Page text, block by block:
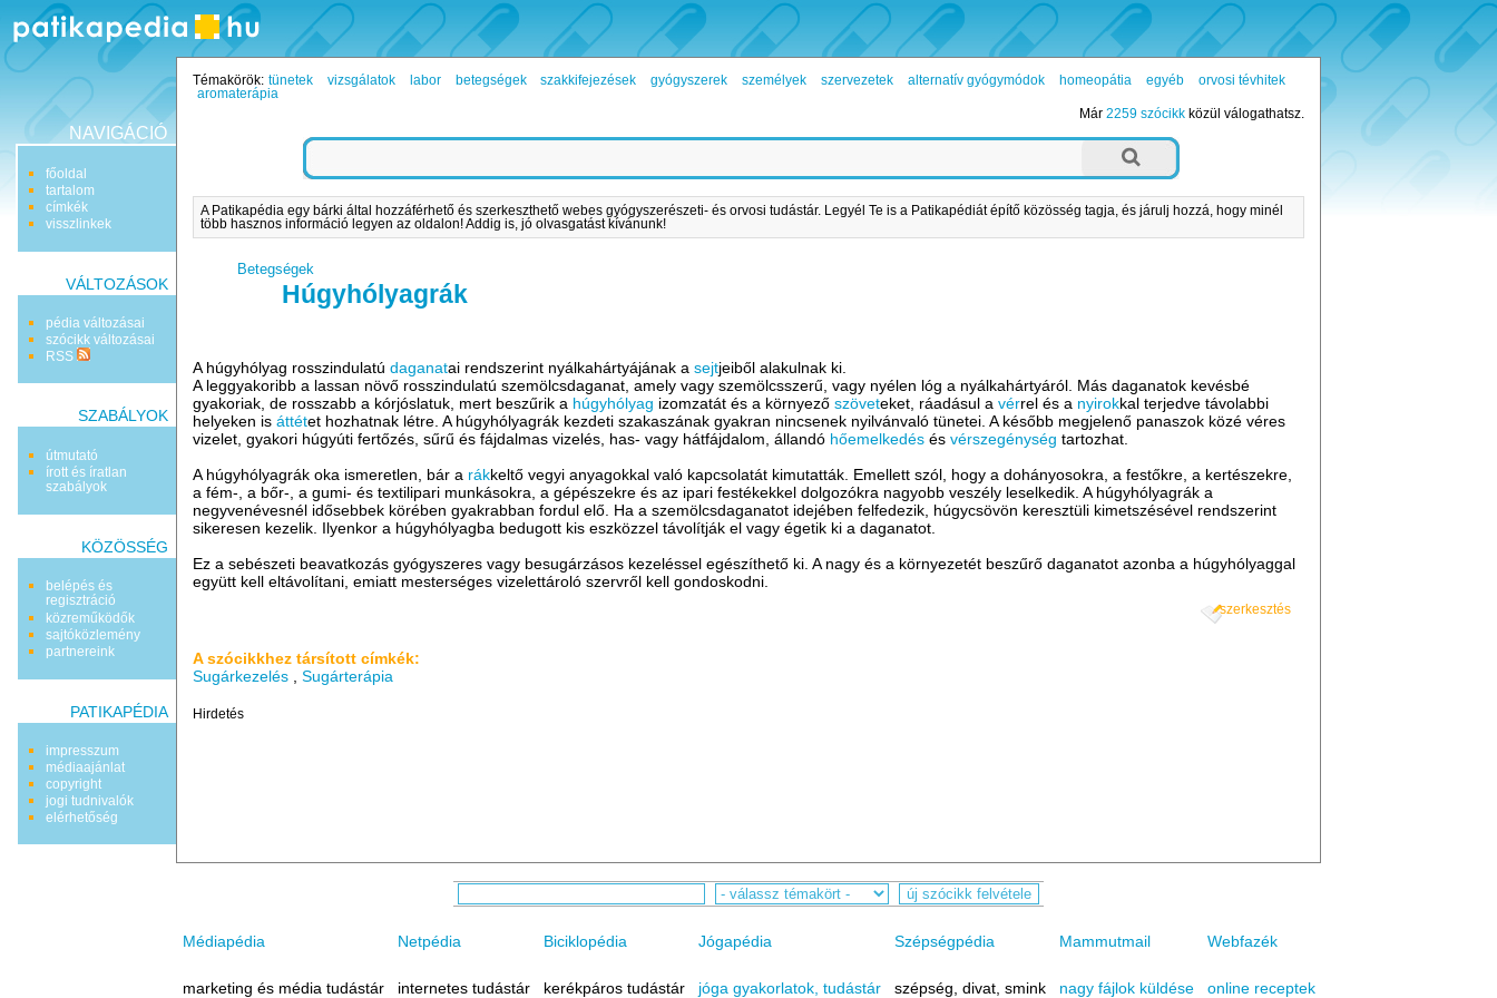
NAVIGÁCIÓ
főoldal
tartalom
címkék
visszlinkek
VÁLTOZÁSOK
pédia változásai
szócikk változásai
RSS
SZABÁLYOK
útmutató
írott és íratlan
szabályok
KÖZÖSSÉG
belépés és
regisztráció
közreműködők
sajtóközlemény
partnereink
PATIKAPÉDIA
impresszum
médiaajánlat
copyright
jogi tudnivalók
elérhetőség
Témakörök: tünetek vizsgálatok labor betegségek szakkifejezések gyógyszerek személyek szervezetek alternatív gyógymódok homeopátia egyéb
orvosi tévhitek
aromaterápia
Már 2259 szócikkközül válogathatsz.
A Patikapédia egy bárki által hozzáférhető és szerkeszthető webes gyógyszerészeti- és orvosi tudástár. Legyél Te is a Patikapédiát építő közösség tagja, és járulj hozzá, hogy minél
több hasznos információ legyen az oldalon! Addig is, jó olvasgatást kívánunk!
Betegségek
Húgyhólyagrák
A húgyhólyag rosszindulatúdaganatai rendszerint nyálkahártyájának asejtjeiből alakulnak ki.
A leggyakoribb a lassan növő rosszindulatú szemölcsdaganat, amely vagy szemölcsszerű, vagy nyélen lóg a nyálkahártyáról. Más daganatok kevésbé
gyakoriak, de rosszabb a kórjóslatuk, mert beszűrik a húgyhólyag izomzatát és a környezőszöveteket, ráadásul avérrel és a nyirokkal terjedve távolabbi
helyeken isáttétet hozhatnak létre. A húgyhólyagrák kezdeti szakaszának gyakran nincsenek nyilvánvaló tünetei. A később megjelenő panaszok közé véres
vizelet, gyakori húgyúti fertőzés, sűrű és fájdalmas vizelés, has- vagy hátfájdalom, állandó hőemelkedés ésvérszegénység tartozhat.
A húgyhólyagrák oka ismeretlen, bár a rákkeltő vegyi anyagokkal való kapcsolatát kimutatták. Emellett szól, hogy a dohányosokra, a festőkre, a kertészekre,
a fém-, a bőr-, a gumi- és textilipari munkásokra, a gépészekre és az ipari festékekkel dolgozókra nagyobb veszély leselkedik. A húgyhólyagrák a
negyvenévesnél idősebbek körében gyakrabban fordul elő. Ha a szemölcsdaganatot idejében felfedezik, húgycsövön keresztüli kimetszésével rendszerint
sikeresen kezelik. Ilyenkor a húgyhólyagba bedugott kis eszközzel távolítják el vagy égetik ki a daganatot.
Ez a sebészeti beavatkozás gyógyszeres vagy besugárzásos kezeléssel egészíthető ki. A nagy és a környezetét beszűrő daganatot azonba a húgyhólyaggal
együtt kell eltávolítani, emiatt mesterséges vizelettároló szervről kell gondoskodni.
szerkesztés
A szócikkhez társított címkék:
Sugárkezelés ,Sugárterápia
Hirdetés
Médiapédia Netpédia Biciklopédia Jógapédia Szépségpédia Mammutmail Webfazék
marketing és média tudástár internetes tudástár kerékpáros tudástár jóga gyakorlatok, tudástár szépség, divat, smink nagy fájlok küldése online receptek